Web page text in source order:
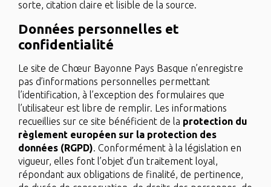
sorte, citation claire et lisible de la source.
Données personnelles et
confidentialité
Le site de Chœur Bayonne Pays Basque n’enregistre
pas d’informations personnelles permettant
l’identification, à l’exception des formulaires que
l’utilisateur est libre de remplir. Les informations
recueillies sur ce site bénéficient de la protection du
règlement européen sur la protection des
données (RGPD). Conformément à la législation en
vigueur, elles font l’objet d’un traitement loyal,
répondant aux obligations de finalité, de pertinence,